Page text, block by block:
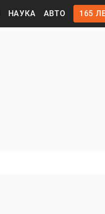
НАУКА АВТО 165